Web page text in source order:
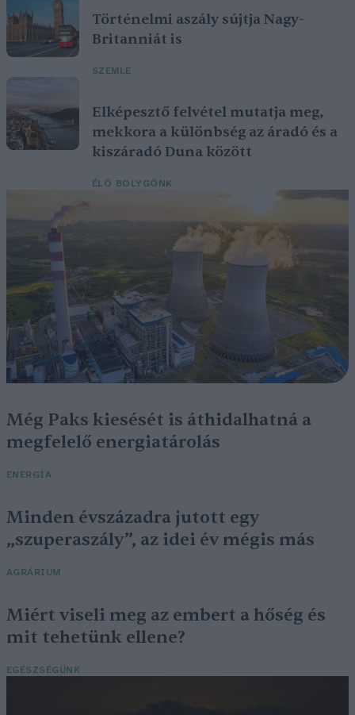
Történelmi aszály sújtja Nagy-
Britanniát is
SZEMLE
Elképesztő felvétel mutatja meg,
mekkora a különbség az áradó és a
kiszáradó Duna között
ÉLŐ BOLYGÓNK
Még Paks kiesését is áthidalhatná a
megfelelő energiatárolás
ENERGIA
Minden évszázadra jutott egy
„szuperaszály”, az idei év mégis más
AGRÁRIUM
Miért viseli meg az embert a hőség és
mit tehetünk ellene?
EGÉSZSÉGÜNK